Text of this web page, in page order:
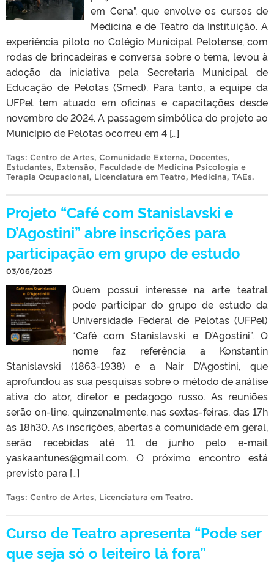
em Cena”, que envolve os cursos de
Medicina e de Teatro da Instituição. A
experiência piloto no Colégio Municipal Pelotense, com
rodas de brincadeiras e conversa sobre o tema, levou à
adoção da iniciativa pela Secretaria Municipal de
Educação de Pelotas (Smed). Para tanto, a equipe da
UFPel tem atuado em oficinas e capacitações desde
novembro de 2024. A passagem simbólica do projeto ao
Município de Pelotas ocorreu em 4 […]
Tags: Centro de Artes, Comunidade Externa, Docentes,
Estudantes, Extensão, Faculdade de Medicina Psicologia e
Terapia Ocupacional, Licenciatura em Teatro, Medicina, TAEs.
Projeto “Café com Stanislavski e
D’Agostini” abre inscrições para
participação em grupo de estudo
03/06/2025
Quem possui interesse na arte teatral
pode participar do grupo de estudo da
Universidade Federal de Pelotas (UFPel)
“Café com Stanislavski e D’Agostini”. O
nome faz referência a Konstantin
Stanislavski (1863-1938) e a Nair D’Agostini, que
aprofundou as sua pesquisas sobre o método de análise
ativa do ator, diretor e pedagogo russo. As reuniões
serão on-line, quinzenalmente, nas sextas-feiras, das 17h
às 18h30. As inscrições, abertas à comunidade em geral,
serão recebidas até 11 de junho pelo e-mail
yaskaantunes@gmail.com. O próximo encontro está
previsto para […]
Tags: Centro de Artes, Licenciatura em Teatro.
Curso de Teatro apresenta “Pode ser
que seja só o leiteiro lá fora”